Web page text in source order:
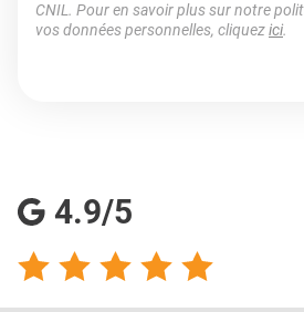
CNIL. Pour en savoir plus sur notre
vos données personnelles, cliquezici.
4.9/5